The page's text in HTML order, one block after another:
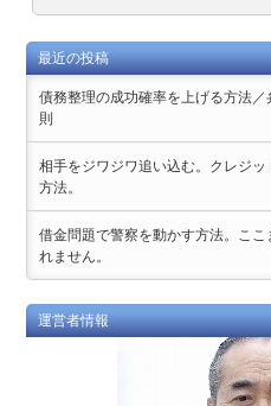
最近の投稿
債務整理の成功確率を上げる方法
則
相手をジワジワ追い込む。クレジ
方法。
借金問題で警察を動かす方法。こ
れません。
運営者情報